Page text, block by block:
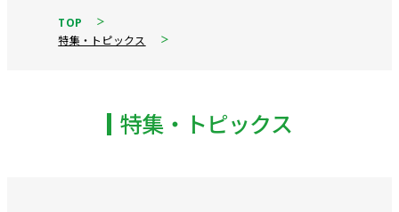
TOP
特集・トピックス
特集・トピックス